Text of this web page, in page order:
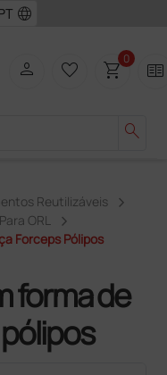
language
search
person favorite_border shopping_cart0 two_pager
Reutilizáveis
ORL
Forceps Pólipos
forma de